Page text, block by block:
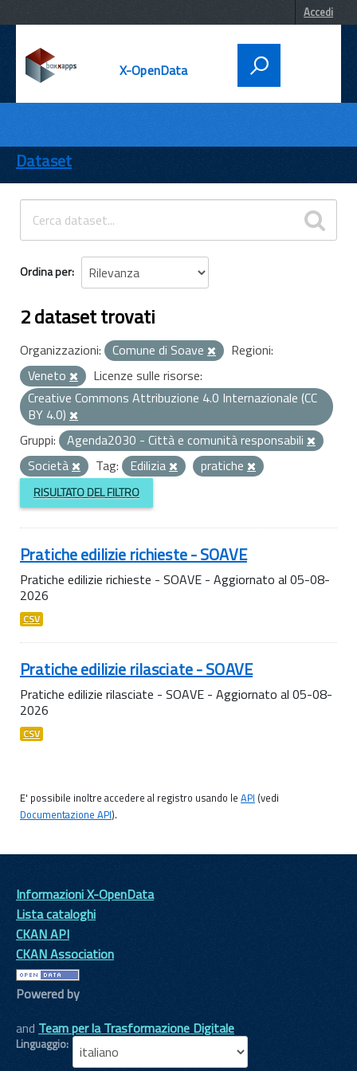
Accedi
X-OpenData
ENTI
TEMI
INFORMAZIONI
Dataset
Ordina per
2 dataset trovati
Organizzazioni: Comune di Soave
Regioni:
Veneto
Licenze sulle risorse:
Creative Commons Attribuzione 4.0 Internazionale (CC
BY 4.0)
Gruppi:
Agenda2030 - Città e comunità responsabili
Società
Tag: Edilizia pratiche
RISULTATO DEL FILTRO
Pratiche edilizie richieste - SOAVE
Pratiche edilizie richieste - SOAVE - Aggiornato al 05-08-
2026
CSV
Pratiche edilizie rilasciate - SOAVE
Pratiche edilizie rilasciate - SOAVE - Aggiornato al 05-08-
2026
CSV
E' possibile inoltre accedere al registro usando le API (vedi
Documentazione API).
Informazioni X-OpenData
Lista cataloghi
CKAN API
CKAN Association
Powered by
and Team per la Trasformazione Digitale
Linguaggio